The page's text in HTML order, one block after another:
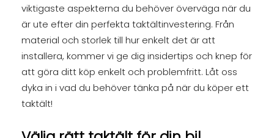
viktigaste aspekterna du behöver överväga när du
är ute efter din perfekta taktältinvestering. Från
material och storlek till hur enkelt det är att
installera, kommer vi ge dig insidertips och knep för
att göra ditt köp enkelt och problemfritt. Låt oss
dyka in i vad du behöver tänka på när du köper ett
taktält!